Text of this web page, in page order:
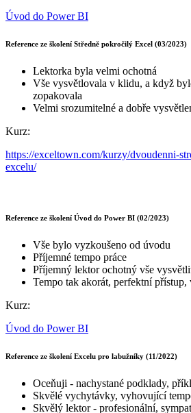
Úvod do Power BI
Reference ze školení Středně pokročilý Excel (03/2023)
Lektorka byla velmi ochotná
Vše vysvětlovala v klidu, a když
zopakovala
Velmi srozumitelné a dobře
Kurz:
https://exceltown.com/kurzy/dvoudenni-
excelu/
Reference ze školení Úvod do Power BI (02/2023)
Vše bylo vyzkoušeno od úvodu
Příjemné tempo práce
Příjemný lektor ochotný vše
Tempo tak akorát, perfektní
Kurz:
Úvod do Power BI
Reference ze školení Excelu pro labužníky (11/2022)
Oceňuji - nachystané podklady,
Skvělé vychytávky, vyhovující
Skvělý lektor - profesionální,